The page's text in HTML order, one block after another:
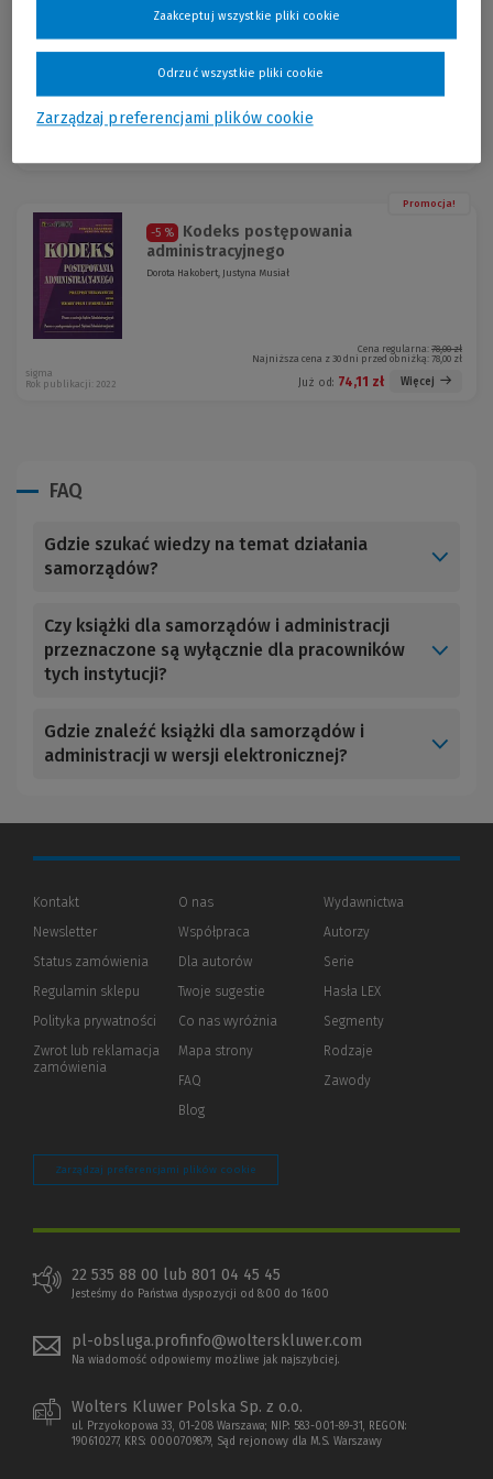
Najniższa cena z 30 dni przed obniżką:
Promocja!
-5 %
Kodeks postępowania
administracyjnego
Dorota Hakobert, Justyna Musiał
Cena regularna: 78,00 zł
Najniższa cena z 30 dni przed obniżką: 78,00 zł
Już od: 74,11 zł Więcej
sigma
Rok publikacji: 2022
FAQ
Gdzie szukać wiedzy na temat działania
samorządów?
Czy książki dla samorządów i administracji
przeznaczone są wyłącznie dla pracowników
tych instytucji?
Gdzie znaleźć książki dla samorządów i
administracji w wersji elektronicznej?
Kontakt
Newsletter
Status zamówienia
Regulamin sklepu
Polityka prywatności (Nowe
(Link
innej
Zwrot lub reklamacja
zamówienia
O nas
Współpraca
Dla autorów(Nowe
(Link
innej
strony)
Twoje sugestie
Co nas wyróżnia
Mapa strony
FAQ
Blog
Wydawnictwa
Autorzy
Serie
Hasła LEX
Segmenty
Rodzaje
Zawody
Zarządzaj preferencjami plików cookie
22 535 88 00 lub 801 04 45 45
Jesteśmy do Państwa dyspozycji od 8:00 do 16:00
pl-obsluga.profinfo@wolterskluwer.com
Na wiadomość odpowiemy możliwe jak najszybciej.
Wolters Kluwer Polska Sp. z o.o.
ul. Przyokopowa 33, 01-208 Warszawa; NIP: 583-001-89-31, REGON:
190610277, KRS: 0000709879, Sąd rejonowy dla M.S. Warszawy
Zarządzaj preferencjami plików cookie
Odrzuć wszystkie pliki cookie
Zaakceptuj wszystkie pliki cookie